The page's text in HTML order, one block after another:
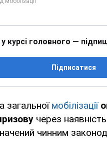
курсі головного —
Підписатися
загальної мобілізації
через
чинним